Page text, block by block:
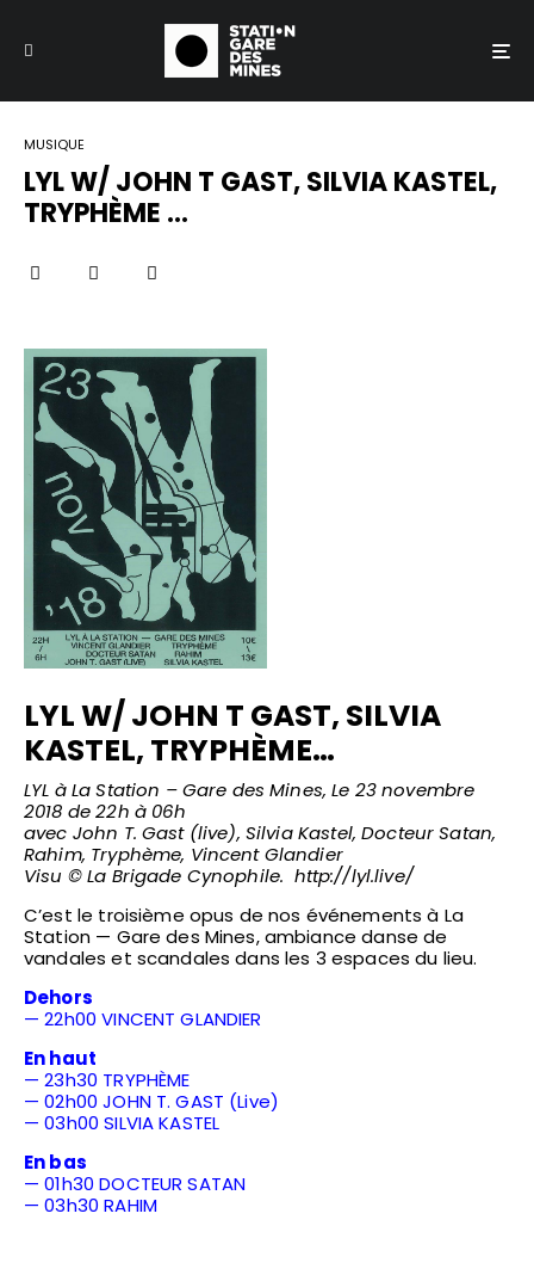
MUSIQUE
LYL W/ JOHN T GAST, SILVIA KASTEL,
TRYPHÈME …
LYL W/ JOHN T GAST, SILVIA
KASTEL, TRYPHÈME…
LYL à La Station – Gare des Mines,Le 23 novembre
2018 de 22h à 06h
avec John T. Gast (live), Silvia Kastel, Docteur Satan,
Rahim, Tryphème, Vincent Glandier
Visu © La Brigade Cynophile. http://lyl.live/
C’est le troisième opus de nos événements à La
Station — Gare des Mines, ambiance danse de
vandales et scandales dans les 3 espaces du lieu.
Dehors
— 22h00 VINCENT GLANDIER
En haut
— 23h30 TRYPHÈME
— 02h00 JOHN T. GAST (Live)
— 03h00 SILVIA KASTEL
En bas
— 01h30 DOCTEUR SATAN
— 03h30 RAHIM